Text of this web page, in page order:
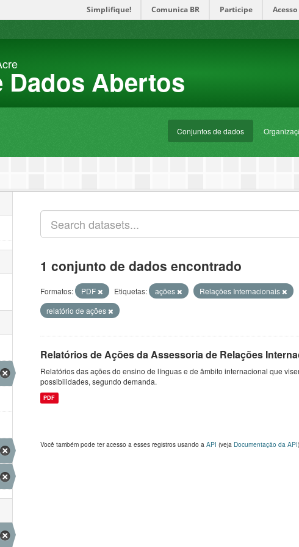
Simplifique! Comunica BR Participe
Dados Abertos
Conjuntos de dados
1 conjunto de dados encontrado
Formatos: PDF Etiquetas: ações
Relações Internacionais
relatório de ações
Relatórios de Ações da Assessoria de Relações
Relatórios das ações do ensino de línguas e de âmbito internacional que
possibilidades, segundo demanda.
PDF
Você também pode ter acesso a esses registros usando a API (veja Documentação da API